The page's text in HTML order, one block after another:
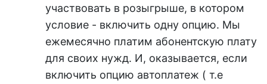
участвовать в розыгрыше, в котором
условие - включить одну опцию. Мы
ежемесячно платим абонентскую плату
для своих нужд. И, оказывается, если
включить опцию автоплатеж ( т.е